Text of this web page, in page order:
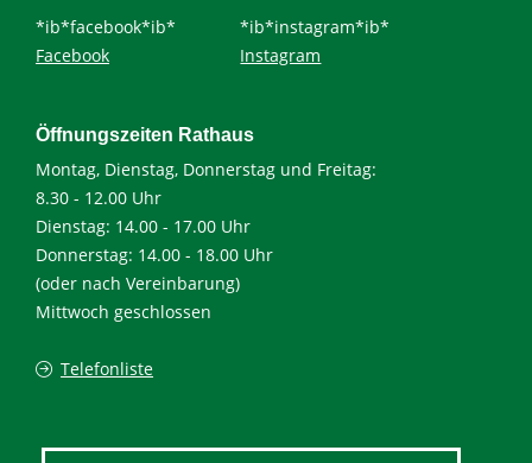
*ib*facebook*ib*
Facebook
*ib*instagram*ib*
Instagram
Öffnungszeiten Rathaus
Montag, Dienstag, Donnerstag und Freitag:
8.30 - 12.00 Uhr
Dienstag: 14.00 - 17.00 Uhr
Donnerstag: 14.00 - 18.00 Uhr
(oder nach Vereinbarung)
Mittwoch geschlossen
Telefonliste